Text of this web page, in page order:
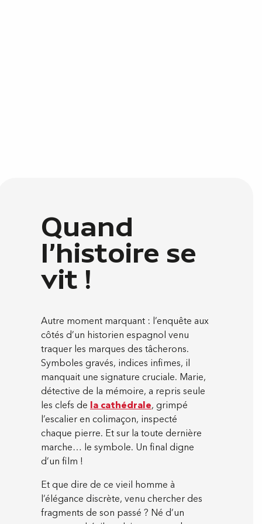
Quand
l'histoire se
vit !
Autre moment marquant : l’enquête aux
côtés d’un historien espagnol venu
traquer les marques des tâcherons.
Symboles gravés, indices infimes, il
manquait une signature cruciale. Marie,
détective de la mémoire, a repris seule
les clefs de la cathédrale, grimpé
l’escalier en colimaçon, inspecté
chaque pierre. Et sur la toute dernière
marche… le symbole. Un final digne
d’un film !
Et que dire de ce vieil homme à
l’élégance discrète, venu chercher des
fragments de son passé ? Né d’un